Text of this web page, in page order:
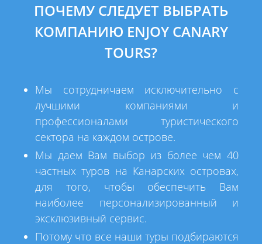
ПОЧЕМУ СЛЕДУЕТ ВЫБРАТЬ
КОМПАНИЮ ENJOY CANARY
TOURS?
Мы сотрудничаем исключительно с
лучшими компаниями и
профессионалами туристического
сектора на каждом острове.
Мы даем Вам выбор из более чем 40
частных туров на Канарских островах,
для того, чтобы обеспечить Вам
наиболее персонализированный и
эксклюзивный сервис.
Потому что все наши туры подбираются